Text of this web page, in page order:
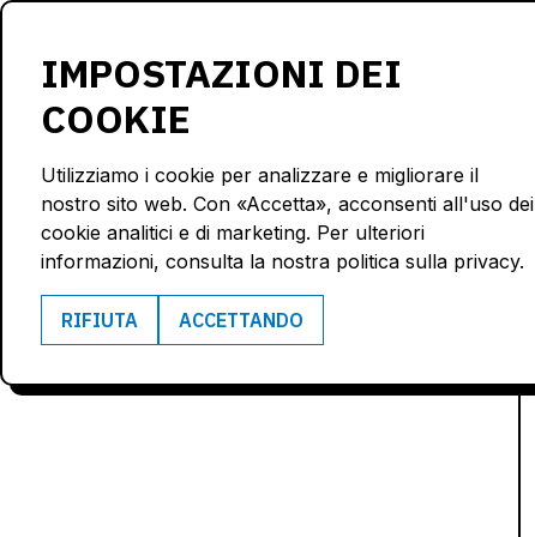
IMPOSTAZIONI DEI
COOKIE
Utilizziamo i cookie per analizzare e migliorare il
nostro sito web. Con «Accetta», acconsenti all'uso dei
cookie analitici e di marketing. Per ulteriori
informazioni, consulta la nostra politica sulla privacy.
RIFIUTA ACCETTANDO